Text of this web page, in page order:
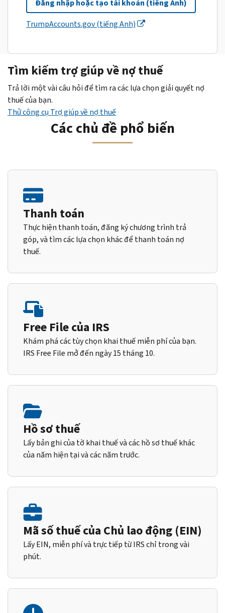
Đăng nhập hoặc tạo tài khoản (tiếng Anh)
TrumpAccounts.gov (tiếng Anh)
Tìm kiếm trợ giúp về nợ thuế
Trả lời một vài câu hỏi để tìm ra các lựa chọn giải quyết nợ
thuế của bạn.
Thử công cụ Trợ giúp về nợ thuế
Các chủ đề phổ biến
Thanh toán
Thực hiện thanh toán, đăng ký chương trình trả
góp, và tìm các lựa chọn khác để thanh toán nợ
thuế.
Free File của IRS
Khám phá các tùy chọn khai thuế miễn phí của bạn.
IRS Free File mở đến ngày 15 tháng 10.
Hồ sơ thuế
Lấy bản ghi của tờ khai thuế và các hồ sơ thuế khác
của năm hiện tại và các năm trước.
Mã số thuế của Chủ lao động (EIN)
Lấy EIN, miễn phí và trực tiếp từ IRS chỉ trong vài
phút.